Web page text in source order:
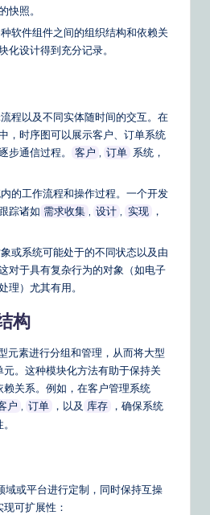
快照。
软件组件之间的组织结构和依赖关
化设计得到充分记录。
程以及不同实体随时间的交互。在
，时序图可以展示客户、订单系统
步通信过程。
客户 订单 系统，
的工作流程和操作过程。一个开发
踪诸如 需求收集 设计 实现
，
或系统可能处于的不同状态以及由
对于具有复杂行为的对象（如电子
理）尤其有用。
构
元素进行分组和管理，从而将大型
。这种模块化方法有助于保持关
关系。例如，在客户管理系统
户 , 订单 ，以及 库存 ，确保系统
域或平台进行定制，同时保持互操
可扩展性：